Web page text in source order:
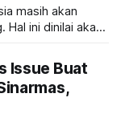
masih akan
ini dinilai akan
Issue Buat